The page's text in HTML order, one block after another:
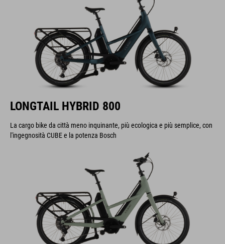
LONGTAIL HYBRID 800
La cargo bike da città meno inquinante, più ecologica e più semplice, con
l'ingegnosità CUBE e la potenza Bosch